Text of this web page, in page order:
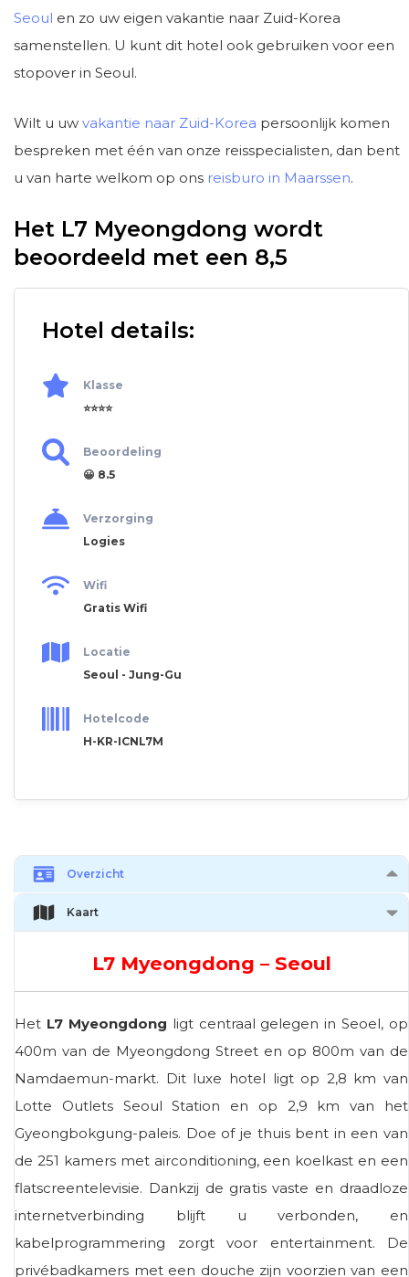
Seoul en zo uw eigen vakantie naar Zuid-Korea
samenstellen. U kunt dit hotel ook gebruiken voor een
stopover in Seoul.
Wilt u uw vakantie naar Zuid-Korea persoonlijk komen
bespreken met één van onze reisspecialisten, dan bent
u van harte welkom op ons reisburo in Maarssen.
Het L7 Myeongdong wordt
beoordeeld met een 8,5
Hotel details:
Klasse
⭐⭐⭐⭐
Beoordeling
😀 8.5
Verzorging
Logies
Wifi
Gratis Wifi
Locatie
Seoul - Jung-Gu
Hotelcode
H-KR-ICNL7M
Overzicht
Kaart
L7 Myeongdong – Seoul
Het L7 Myeongdong ligt centraal gelegen in Seoel, op
400m van de Myeongdong Street en op 800m van de
Namdaemun-markt. Dit luxe hotel ligt op 2,8 km van
Lotte Outlets Seoul Station en op 2,9 km van het
Gyeongbokgung-paleis. Doe of je thuis bent in een van
de 251 kamers met airconditioning, een koelkast en een
flatscreentelevisie. Dankzij de gratis vaste en draadloze
internetverbinding blijft u verbonden, en
kabelprogrammering zorgt voor entertainment. De
privébadkamers met een douche zijn voorzien van een